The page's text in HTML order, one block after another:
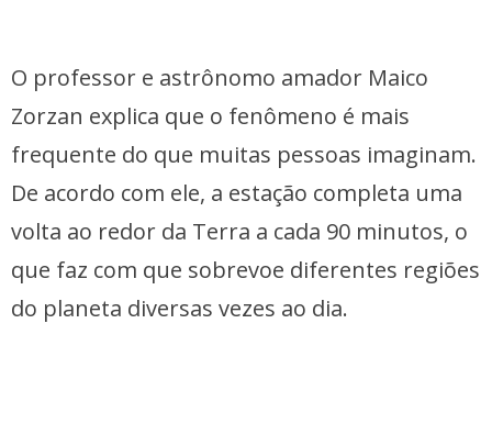
O professor e astrônomo amador Maico
Zorzan explica que o fenômeno é mais
frequente do que muitas pessoas imaginam.
De acordo com ele, a estação completa uma
volta ao redor da Terra a cada 90 minutos, o
que faz com que sobrevoe diferentes regiões
do planeta diversas vezes ao dia.